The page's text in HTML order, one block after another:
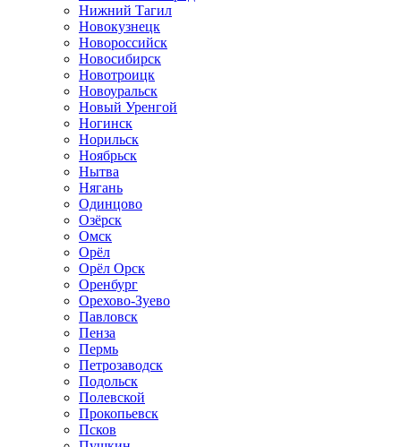
Нижний Тагил
Новокузнецк
Новороссийск
Новосибирск
Новотроицк
Новоуральск
Новый Уренгой
Ногинск
Норильск
Ноябрьск
Нытва
Нягань
Одинцово
Озёрск
Омск
Орёл
Орёл Орск
Оренбург
Орехово-Зуево
Павловск
Пенза
Пермь
Петрозаводск
Подольск
Полевской
Прокопьевск
Псков